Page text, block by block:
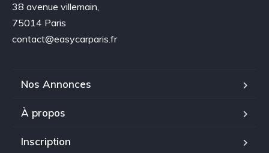
38 avenue villemain,
75014 Paris
contact@easycarparis.fr
Nos Annonces
À propos
Inscription